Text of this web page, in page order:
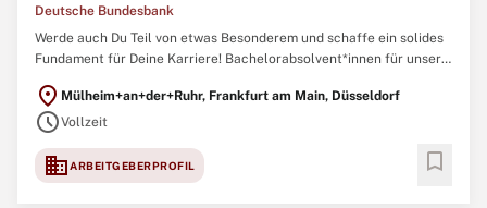
Deutsche Bundesbank
Werde auch Du Teil von etwas Besonderem und schaffe ein solides
Fundament für Deine Karriere! Bachelorabsolvent*innen für unser
Abwicklungssysteme Frankfurt am Main, Düsseldorf Vollzeit
(Teilzeit ist grundsätzlich möglich), befristet
location_on Mülheim+an+der+Ruhr, Frankfurt am Main, Düsseldorf
scheduleVollzeit
domainARBEITGEBERPROFIL bookmark